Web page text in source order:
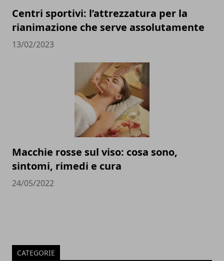
Centri sportivi: l’attrezzatura per la
rianimazione che serve assolutamente
13/02/2023
Macchie rosse sul viso: cosa sono,
sintomi, rimedi e cura
24/05/2022
CATEGORIE